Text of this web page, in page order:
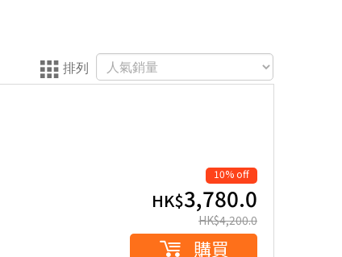
排列
10% off
HK$3,780.0
HK$4,200.0
購買